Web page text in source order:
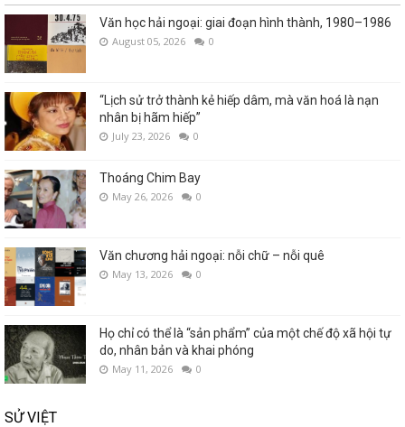
Văn học hải ngoại: giai đoạn hình thành, 1980–1986
August 05, 2026 0
“Lịch sử trở thành kẻ hiếp dâm, mà văn hoá là nạn
nhân bị hãm hiếp”
July 23, 2026 0
Thoáng Chim Bay
May 26, 2026 0
Văn chương hải ngoại: nỗi chữ – nỗi quê
May 13, 2026 0
Họ chỉ có thể là “sản phẩm” của một chế độ xã hội tự
do, nhân bản và khai phóng
May 11, 2026 0
SỬ VIỆT